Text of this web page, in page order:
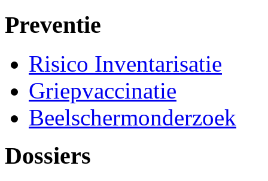
Preventie
Risico Inventarisatie
Griepvaccinatie
Beelschermonderzoek
Dossiers